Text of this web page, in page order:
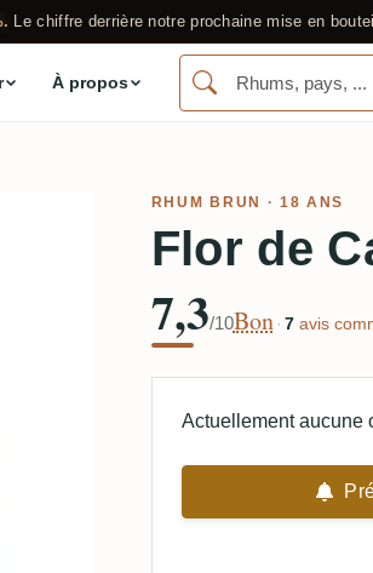
Le chiffre derrière notre prochaine mise en
À propos
RHUM BRUN · 18 ANS
Flor de
7,3/10Bon · 7avis
Actuellement aucune